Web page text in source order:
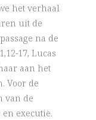
het verhaal
uit de
na de
17, Lucas
aan het
Voor de
van de
executie.